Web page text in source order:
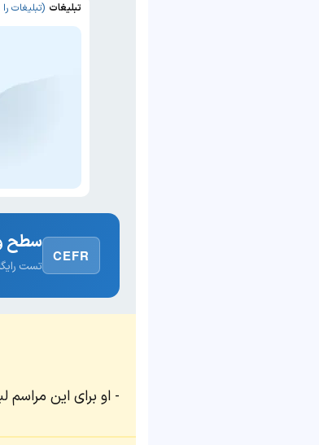
تبلیغات (تبلیغات
CEFR
سطح
تست رایگان · ۳۰ سوال ·
او برای این